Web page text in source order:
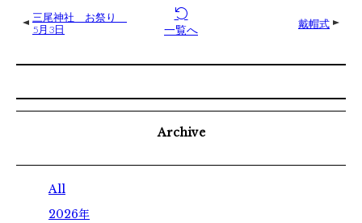
ウェブオープンキャンパス
お知らせ
アクセス
一覧へ
三尾神社 お祭り
5月3日
戴帽式
Archive
All
2026年